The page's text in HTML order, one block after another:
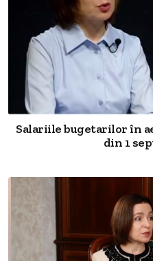
Salariile bugetarilor în
din 1